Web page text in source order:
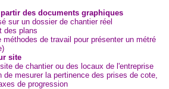
des documents graphiques
sur un dossier de chantier réel
des plans
de travail pour présenter un métré
site
de chantier ou des locaux de l'entreprise
de mesurer la pertinence des prises de cote,
de progression